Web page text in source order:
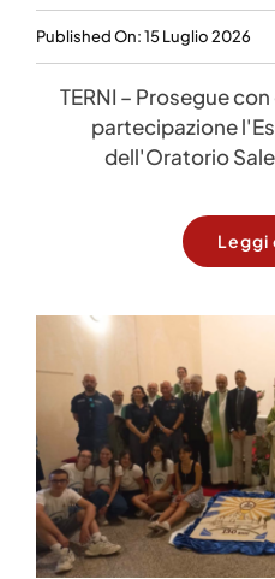
Published On: 15 Luglio 2026
TERNI – Prosegue
partecipazione
dell'Oratorio
Leggi